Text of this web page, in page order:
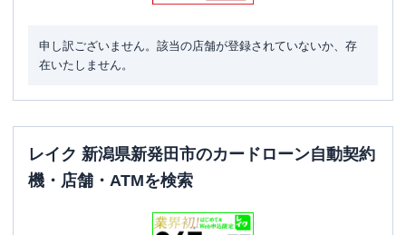
申し訳ございません。該当の店舗が登録されていないか、存
在いたしません。
レイク 新潟県新発田市のカードローン自動契約
機・店舗・ATMを検索